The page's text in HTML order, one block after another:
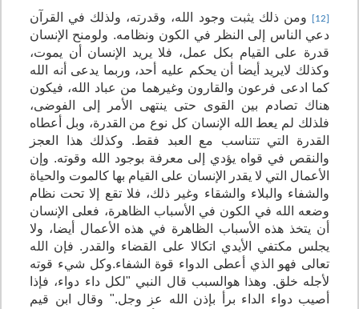
[12]
ومن ذلك يثبت وجود الله، وقدرته، ولذلك في القرآن
دعي الناس إلى النظر في الكون ونظامه. ولومنح الإنسان
قدرة على القيام بكل عمل، فلا يريد الإنسان أن يموت،
وكذلك لايريد أيضا أن يحكم عليه أحد، وربما يدعى أنه الله
كما ادعى فرعون والقارون وغيرهما من عباد الله، فيكون
هناك تصادم بين القوى حتى ينتهى الأمر إلى الفوضى،
فلذلك لم يعط الله الإنسان كل نوع من القدرة، وبل أعطاه
القدرة التي تتناسب مع العبد فقط. وكذلك هذا العجز
والنقص في قواه يؤدي إلى معرفة بوجود الله وقوته. وإن
الأعمال التي لا يقدر الإنسان على القيام بها كالموت والحياة
والشفاء والبلاء والشقاء وغير ذلك، فلا تقع إلا تحت نظام
وضعه الله في الكون في الأسباب الظاهرة، فعلى الإنسان
أن يتخذ هذه الأسباب الظاهرة في هذه الأعمال أيضا، ولا
يجلس مكتفي الأيدي اتكالا على القضاء والقدر. فإن الله
تعالى فهو الذي أعطى الدواء قوة الشفاء.وكل شيء قوته
لأجله خلق. وهذا هوالسبب قال النبي "لكل داء دواء، فإذا
أصيب دواء الداء برأ بإذن الله عز وجل." وقال ابن قيم